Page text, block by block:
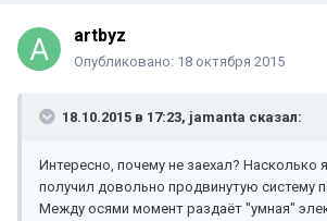
artbyz
Опубликовано: 18 октября 2015
18.10.2015 в 17:23, jamanta сказал:
Интересно, почему не заехал? Насколько
получил довольно продвинутую систему
Между осями момент раздаёт "умная"